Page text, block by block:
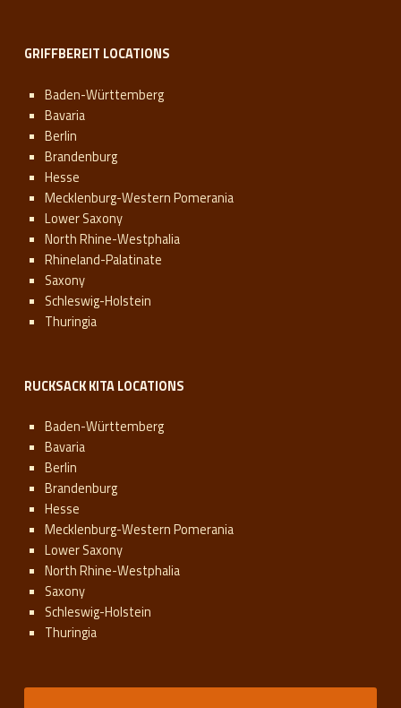
GRIFFBEREIT LOCATIONS
Baden-Württemberg
Bavaria
Berlin
Brandenburg
Hesse
Mecklenburg-Western Pomerania
Lower Saxony
North Rhine-Westphalia
Rhineland-Palatinate
Saxony
Schleswig-Holstein
Thuringia
RUCKSACK KITA LOCATIONS
Baden-Württemberg
Bavaria
Berlin
Brandenburg
Hesse
Mecklenburg-Western Pomerania
Lower Saxony
North Rhine-Westphalia
Saxony
Schleswig-Holstein
Thuringia